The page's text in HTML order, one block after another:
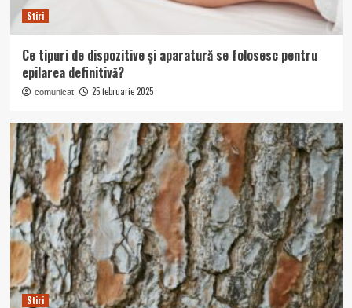
Stiri
Ce tipuri de dispozitive și aparatură se folosesc pentru
epilarea definitivă?
comunicat 25 februarie 2025
Stiri